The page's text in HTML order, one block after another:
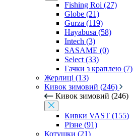
Fishing Roi (27)
Globe (21)
Gurza (119)
Hayabusa (58)
Intech (3)
SASAME (0)
Select (33)
Гачки з краплею (7)
Жерлиці (13)
Кивок зимовий (246)
Кивок зимовий (246)
Кивки VAST (155)
Різне (91)
Котушки (21)